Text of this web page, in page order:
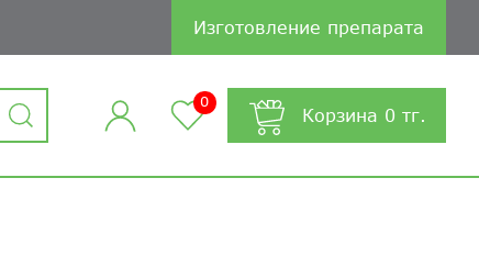
Изготовление препарата
0
Корзина 0 тг.